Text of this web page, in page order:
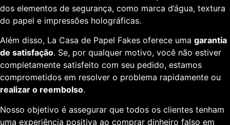
dos elementos de segurança, como marca d’água, textura
do papel e impressões holográficas.
Além disso, La Casa de Papel Fakes oferece uma garantia
de satisfação. Se, por qualquer motivo, você não estiver
completamente satisfeito com seu pedido, estamos
comprometidos em resolver o problema rapidamente ou
realizar o reembolso.
Nosso objetivo é assegurar que todos os clientes tenham
uma experiência positiva ao comprar dinheiro falso em